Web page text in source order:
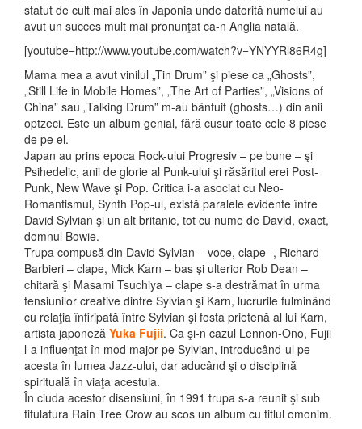
statut de cult mai ales în Japonia unde datorită numelui au
avut un succes mult mai pronunţat ca-n Anglia natală.
[youtube=http://www.youtube.com/watch?v=YNYYRl86R4g]
Mama mea a avut vinilul „Tin Drum” şi piese ca „Ghosts”,
„Still Life in Mobile Homes”, „The Art of Parties”, „Visions of
China” sau „Talking Drum” m-au bântuit (ghosts…) din anii
optzeci. Este un album genial, fără cusur toate cele 8 piese
de pe el.
Japan au prins epoca Rock-ului Progresiv – pe bune – şi
Psihedelic, anii de glorie al Punk-ului şi răsăritul erei Post-
Punk, New Wave şi Pop. Critica i-a asociat cu Neo-
Romantismul, Synth Pop-ul, există paralele evidente între
David Sylvian şi un alt britanic, tot cu nume de David, exact,
domnul Bowie.
Trupa compusă din David Sylvian – voce, clape -, Richard
Barbieri – clape, Mick Karn – bas şi ulterior Rob Dean –
chitară şi Masami Tsuchiya – clape s-a destrămat în urma
tensiunilor creative dintre Sylvian şi Karn, lucrurile fulminând
cu relaţia înfiripată între Sylvian şi fosta prietenă al lui Karn,
artista japoneză Yuka Fujii. Ca şi-n cazul Lennon-Ono, Fujii
l-a influenţat în mod major pe Sylvian, introducând-ul pe
acesta în lumea Jazz-ului, dar aducând şi o disciplină
spirituală în viaţa acestuia.
În ciuda acestor disensiuni, în 1991 trupa s-a reunit şi sub
titulatura Rain Tree Crow au scos un album cu titlul omonim.